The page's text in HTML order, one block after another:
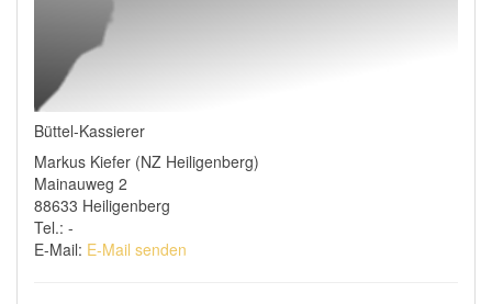
Büttel-Kassierer
Markus Kiefer (NZ Heiligenberg)
Mainauweg 2
88633 Heiligenberg
Tel.: -
E-Mail: E-Mail senden